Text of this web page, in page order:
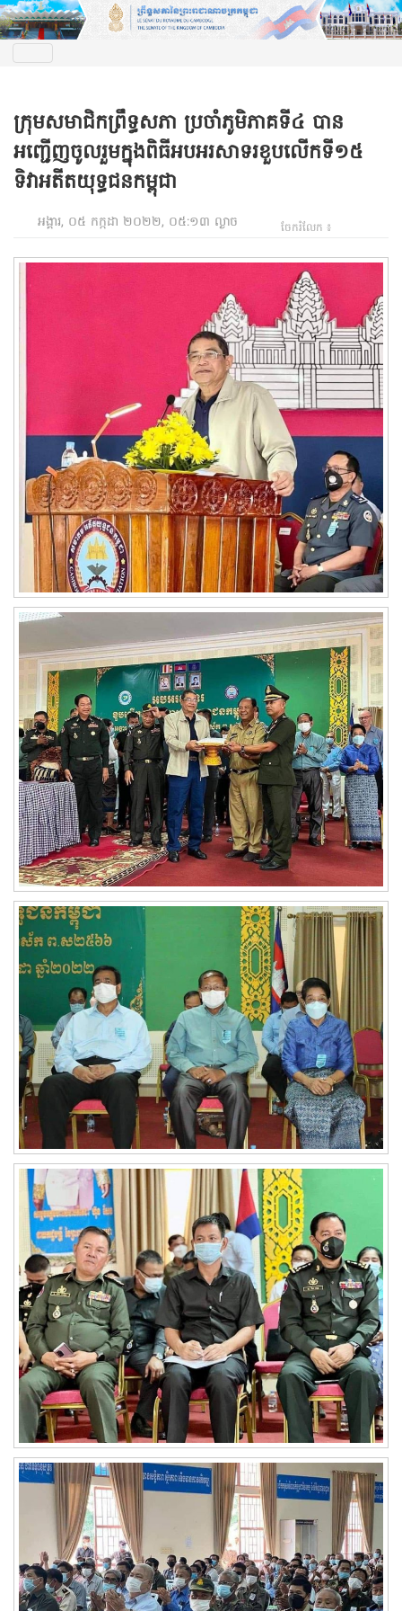
ក្រុមសមាជិកព្រឹទ្ធសភា ប្រចាំភូមិភាគទី៤ បាន
អញ្ជើញចូលរួមក្នុងពិធីអបអរសាទរខួបលើកទី១៥
ទិវាអតីតយុទ្ធជនកម្ពុជា
អង្គារ, ០៥ កក្កដា ២០២២, ០៥:១៣ ល្ងាច ចែករំលែក ៖